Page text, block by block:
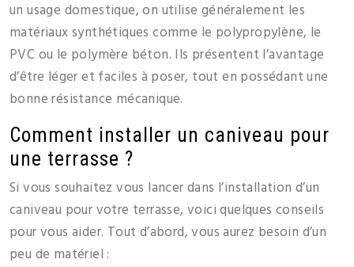
un usage domestique, on utilise généralement les
matériaux synthétiques comme le polypropylène, le
PVC ou le polymère béton. Ils présentent l’avantage
d’être léger et faciles à poser, tout en possédant une
bonne résistance mécanique.
Comment installer un caniveau pour
une terrasse ?
Si vous souhaitez vous lancer dans l’installation d’un
caniveau pour votre terrasse, voici quelques conseils
pour vous aider. Tout d’abord, vous aurez besoin d’un
peu de matériel :